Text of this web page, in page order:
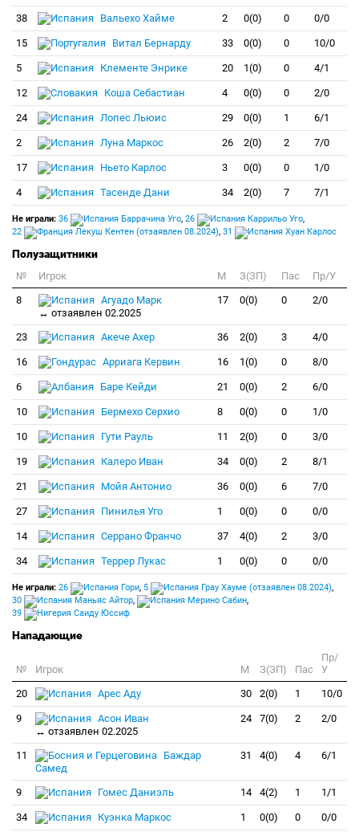
38 Вальехо Хайме 2 0(0) 0 0/0
15 Витал Бернарду 33 0(0) 0 10/0
5 Клементе Энрике 20 1(0) 0 4/1
12 Коша Себастиан 4 0(0) 0 2/0
24 Лопес Льюис 29 0(0) 1 6/1
2 Луна Маркос 26 2(0) 2 7/0
17 Ньето Карлос 3 0(0) 0 1/0
4 Тасенде Дани 34 2(0) 7 7/1
Не играли: 36 Баррачина Уго, 26 Каррильо Уго,
22
Лекуш Кентен (отзаявлен 08.2024), 31 Хуан Карлос
Полузащитники
№ Игрок M З(ЗП) Пас
Пр/У
8
Агуадо Марк
↔ отзаявлен 02.2025
17 0(0) 0 2/0
23 Акече Ахер 36 2(0) 3 4/0
16 Арриага Кервин 16 1(0) 0 8/0
6 Баре Кейди 21 0(0) 2 6/0
10 Бермехо Серхио 8 0(0) 0 1/0
10 Гути Рауль 11 2(0) 0 3/0
19 Калеро Иван 34 0(0) 2 8/1
21 Мойя Антонио 36 0(0) 6 7/0
27 Пинилья Уго 1 0(0) 0 0/0
14 Серрано Франчо 37 4(0) 2 3/0
34 Террер Лукас 1 0(0) 0 0/0
Не играли: 26 Гори, 5 Грау Хауме (отзаявлен 08.2024),
30
Маньяс Айтор, Мерино Сабин,
39
Саиду Юссиф
Нападающие
№ Игрок M З(ЗП) Пас
Пр/
У
20
Арес Аду 30 2(0) 1 10/0
9
Асон Иван
↔ отзаявлен 02.2025
24 7(0) 2 2/0
11
Баждар
Самед
31 4(0) 4 6/1
9 Гомес Даниэль 14 4(2) 1 1/1
34 Куэнка Маркос 1 0(0) 0 0/0